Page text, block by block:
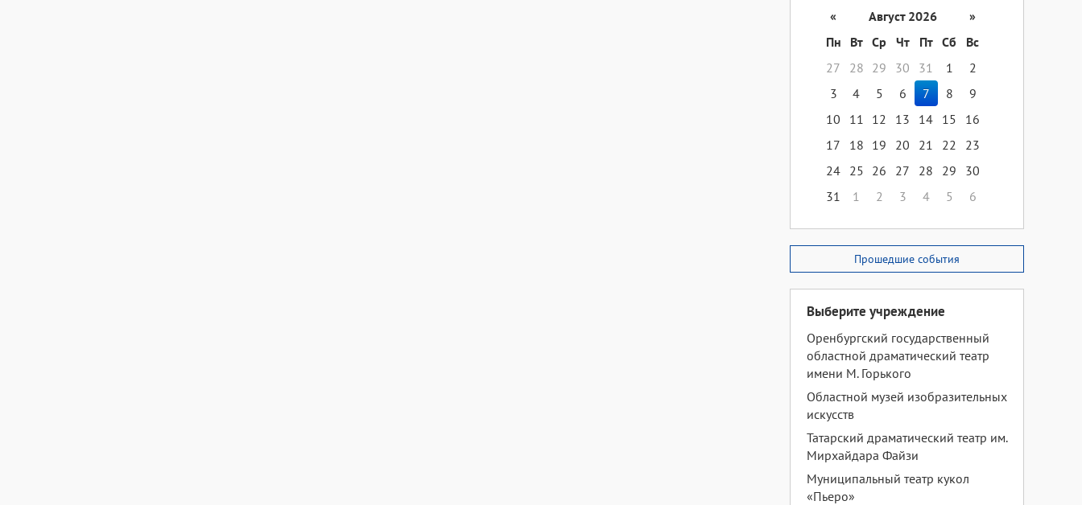
« Август 2026
»
Пн
Вт Ср Чт Пт Сб
Вс
27
28 29 30 31 1
2
3
4 5 6 7 8
9
10
11 12 13 14 15
16
17
18 19 20 21 22
23
24 25 26 27 28 29
30
31
1 2 3 4 5 6
Прошедшие события
Выберите учреждение
Оренбургский государственный
областной драматический театр
имени М. Горького
Областной музей изобразительных
искусств
Татарский драматический театр им.
Мирхайдара Файзи
Муниципальный театр кукол
«Пьеро»